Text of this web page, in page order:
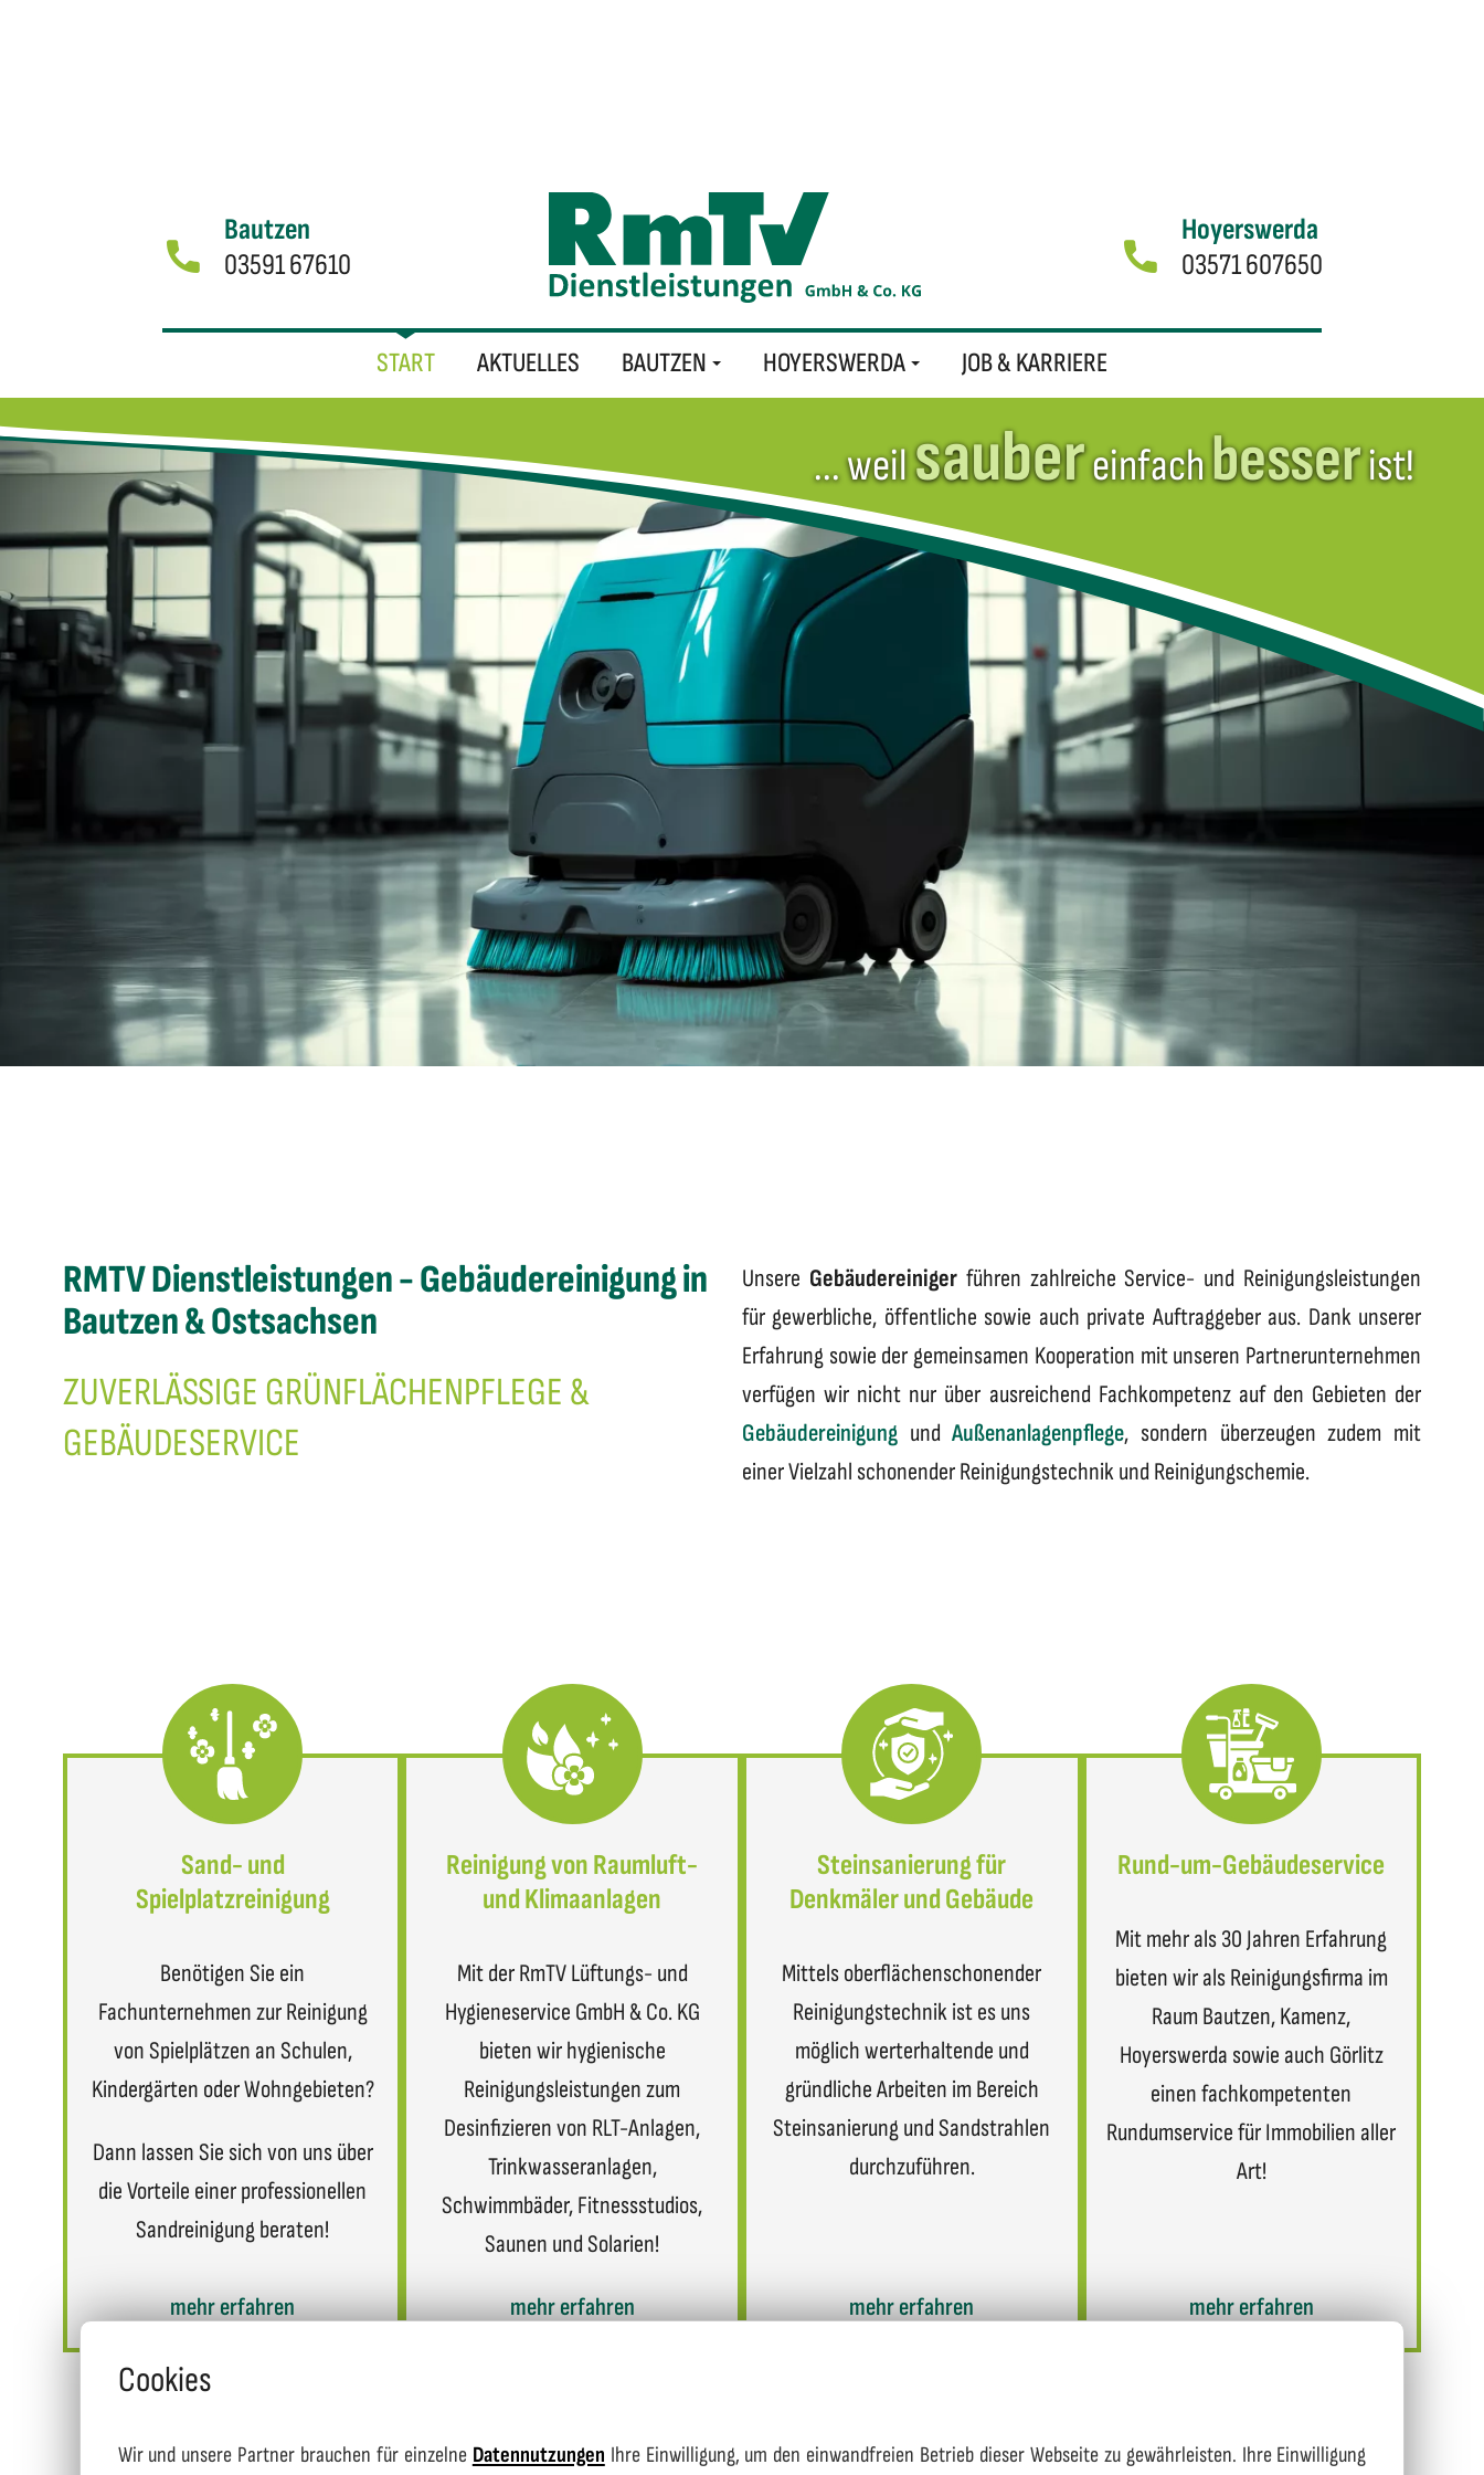
Bautzen
03591 67610
Hoyerswerda
03571 607650
START AKTUELLES BAUTZEN
RMTV Dienstleistungen - das Unternehmen
Gebäudeservice & Reinigungsleistungen
Sonderreinigungen
Ansprechpartner - Region Bautzen
Referenzen
Kontakt & Anfrage
HOYERSWERDA
Niederlassung & Unternehmensstandort
Reinigungsleistungen & Gebäude-Desinfektion
Sonderreinigungen
Ansprechpartner - Region Hoyerswerda
Kontakt & Anfrage
JOB & KARRIERE
... weilsaubereinfachbesserist!
RMTVDienstleistungen - Gebäudereinigung in
Bautzen & Ostsachsen
ZUVERLÄSSIGE GRÜNFLÄCHENPFLEGE &
GEBÄUDESERVICE
Unsere Gebäudereinigerführen zahlreiche Service- und Reinigungsleistungen
für gewerbliche, öffentliche sowie auch private Auftraggeber aus. Dank unserer
Erfahrung sowie der gemeinsamen Kooperation mit unseren Partnerunternehmen
verfügen wir nicht nur über ausreichend Fachkompetenz auf den Gebieten der
Gebäudereinigung undAußenanlagenpflege, sondern überzeugen zudem mit
einer Vielzahl schonender Reinigungstechnik und Reinigungschemie.
Sand- und
Spielplatzreinigung
Benötigen Sie ein
Fachunternehmen zur Reinigung
von Spielplätzen an Schulen,
Kindergärten oder Wohngebieten?
Dann lassen Sie sich von uns über
die Vorteile einer professionellen
Sandreinigung beraten!
mehr erfahren
Reinigung von Raumluft-
und Klimaanlagen
Mit der RmTV Lüftungs- und
Hygieneservice GmbH & Co. KG
bieten wir hygienische
Reinigungsleistungen zum
Desinfizieren von RLT-Anlagen,
Trinkwasseranlagen,
Schwimmbäder, Fitnessstudios,
Saunen und Solarien!
mehr erfahren
Steinsanierung für
Denkmäler und Gebäude
Mittels oberflächenschonender
Reinigungstechnik ist es uns
möglich werterhaltende und
gründliche Arbeiten im Bereich
Steinsanierung und Sandstrahlen
durchzuführen.
mehr erfahren
Rund-um-Gebäudeservice
Mit mehr als 30 Jahren Erfahrung
bieten wir als Reinigungsfirma im
Raum Bautzen, Kamenz,
Hoyerswerda sowie auch Görlitz
einen fachkompetenten
Rundumservice für Immobilien aller
Art!
mehr erfahren
Cookies
Wir und unsere Partner brauchen für einzelne Datennutzungen Ihre Einwilligung, um den einwandfreien Betrieb dieser Webseite zu gewährleisten. Ihre Einwilligung